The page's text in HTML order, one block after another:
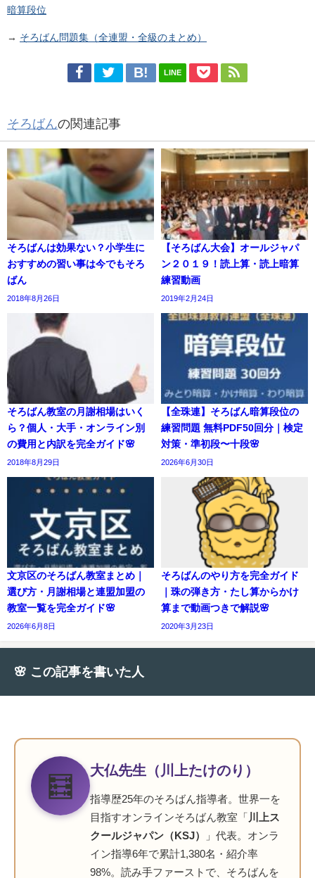
暗算段位
→ そろばん問題集（全連盟・全級のまとめ）
LINE
そろばんの関連記事
そろばんは効果ない？小学生に
おすすめの習い事は今でもそろ
ばん
2018年8月26日
【そろばん大会】オールジャパ
ン２０１９！読上算・読上暗算
練習動画
2019年2月24日
そろばん教室の月謝相場はいく
ら？個人・大手・オンライン別
の費用と内訳を完全ガイド🌸
2018年8月29日
【全珠連】そろばん暗算段位の
練習問題 無料PDF50回分｜検定
対策・準初段〜十段🌸
2026年6月30日
文京区のそろばん教室まとめ｜
選び方・月謝相場と連盟加盟の
教室一覧を完全ガイド🌸
2026年6月8日
そろばんのやり方を完全ガイド
｜珠の弾き方・たし算からかけ
算まで動画つきで解説🌸
2020年3月23日
🌸 この記事を書いた人
🧮
大仏先生（川上たけのり）
指導歴25年のそろばん指導者。世界一を
目指すオンラインそろばん教室「 川上ス
クールジャパン（KSJ）
」代表。オンラ
イン指導6年で累計1,380名・紹介率
98%。読み手ファーストで、そろばんを